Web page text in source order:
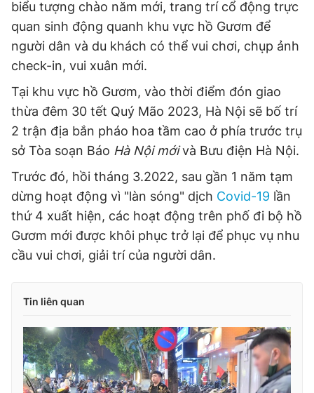
biểu tượng chào năm mới, trang trí cổ động trực
quan sinh động quanh khu vực hồ Gươm để
người dân và du khách có thể vui chơi, chụp ảnh
check-in, vui xuân mới.
Tại khu vực hồ Gươm, vào thời điểm đón giao
thừa đêm 30 tết Quý Mão 2023, Hà Nội sẽ bố trí
2 trận địa bắn pháo hoa tầm cao ở phía trước trụ
sở Tòa soạn Báo Hà Nội mớivà Bưu điện Hà Nội.
Trước đó, hồi tháng 3.2022, sau gần 1 năm tạm
dừng hoạt động vì "làn sóng" dịch Covid-19 lần
thứ 4 xuất hiện, các hoạt động trên phố đi bộ hồ
Gươm mới được khôi phục trở lại để phục vụ nhu
cầu vui chơi, giải trí của người dân.
Tin liên quan